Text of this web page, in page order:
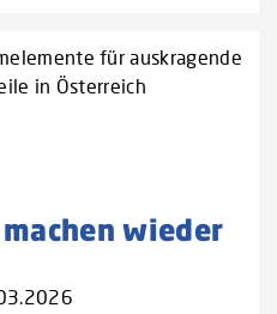
für auskragende
in Österreich
wieder